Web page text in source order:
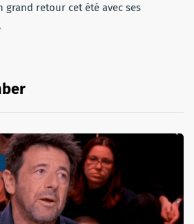
grand retour cet été avec ses